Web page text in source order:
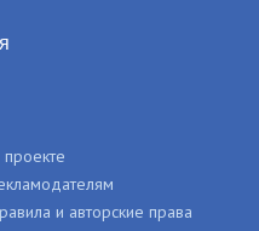
и авторские права